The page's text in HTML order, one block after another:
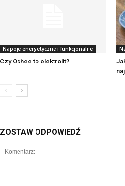
Napoje energetyczne i funkcjonalne
Czy Oshee to elektrolit?
ZOSTAW ODPOWIEDŹ